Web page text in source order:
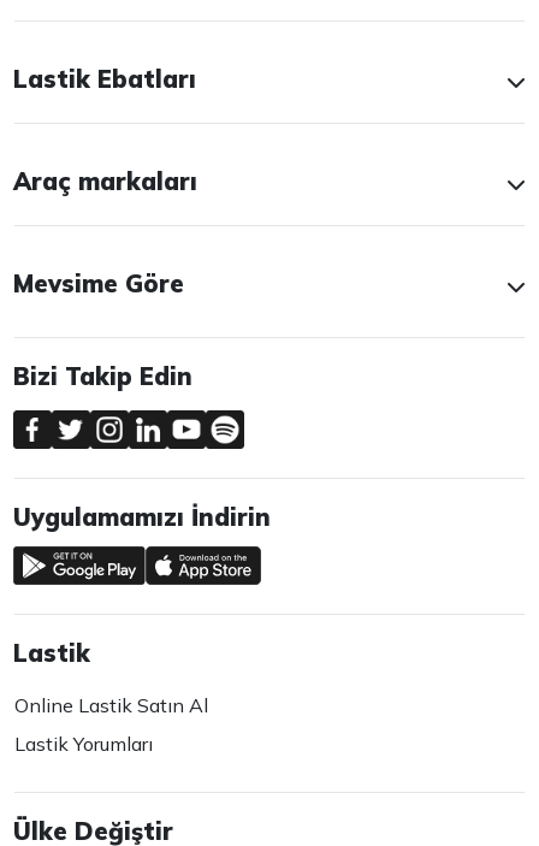
Lastik Ebatları
Araç markaları
Mevsime Göre
Bizi Takip Edin
Uygulamamızı İndirin
Lastik
Online Lastik Satın Al
Lastik Yorumları
Ülke Değiştir